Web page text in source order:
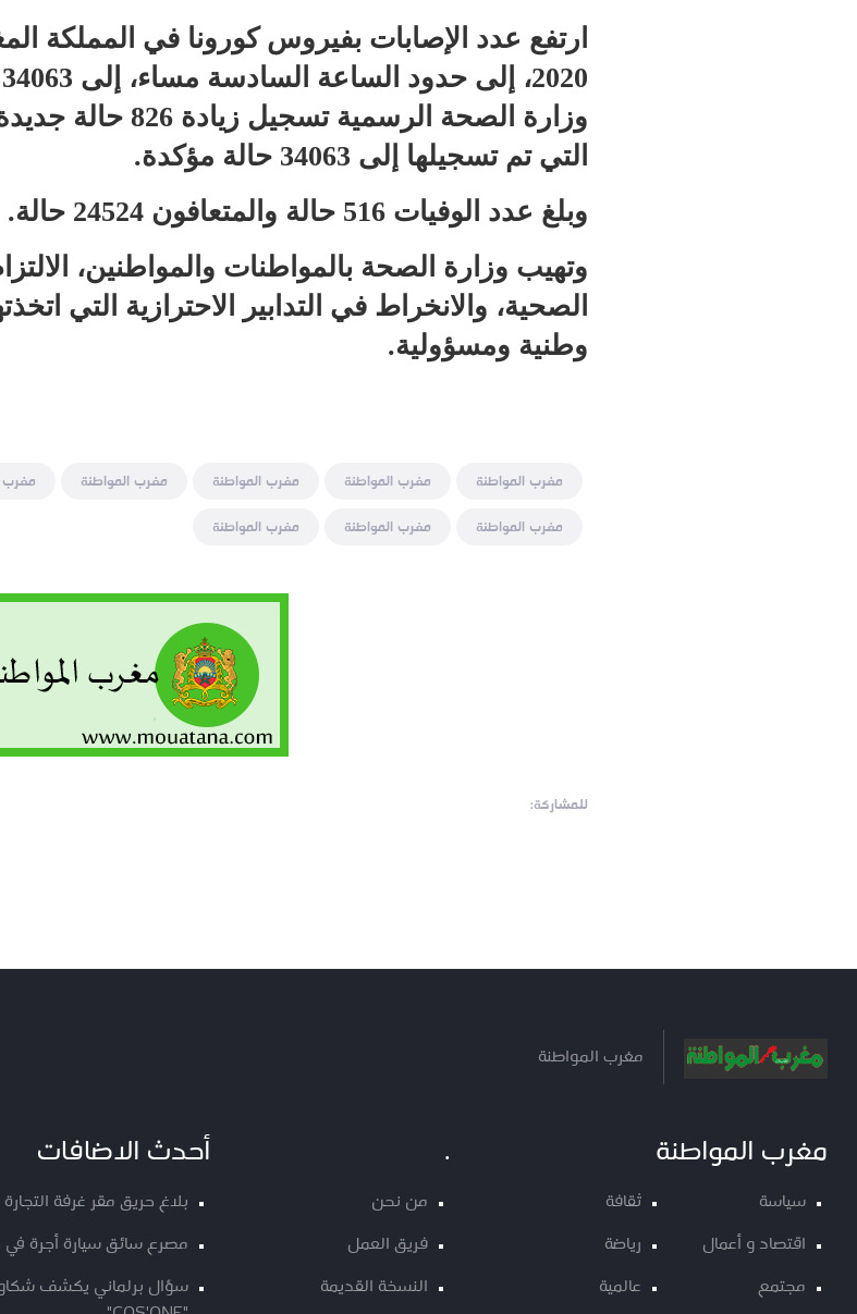
وزارة الصحة الرسمية
التي تم تسجيلها إلى 34063 حالة مؤكدة.
وبلغ عدد الوفيات 516 حالة والمتعافون 24524 حالة.
وتهيب وزارة الصحة بالمواطنات والمواطنين،
الصحية، والانخراط في التدابير الاحترازية التي
وطنية ومسؤولية.
مغرب المواطنة مغرب المواطنة مغرب المواطنة مغرب المواطنة مغرب
مغرب المواطنة
مغرب المواطنة مغرب المواطنة
للمشاركة:
مغرب المواطنة
مغرب المواطنة
سياسة
اقتصاد و أعمال
مجتمع
ثقافة
رياضة
عالمية
.
من نحن
فريق العمل
النسخة القديمة
أحدث الاضافات
بلاغ حريق مقر غرفة
مصرع سائق سيارة أجرة
سؤال برلماني يكشف